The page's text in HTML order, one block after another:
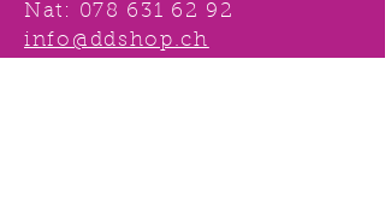
Nat: 078 631 62 92
info@ddshop.ch